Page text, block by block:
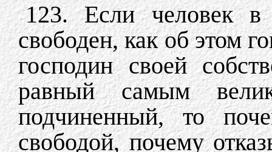
123. Если человек в
свободен, как об этом
господин своей
равный самым
подчиненный, то
свободой, почему